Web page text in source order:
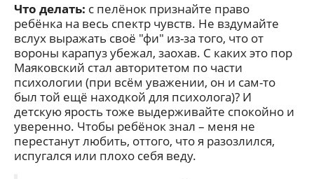
Что делать: с пелёнок признайте право
ребёнка на весь спектр чувств. Не вздумайте
вслух выражать своё "фи" из-за того, что от
вороны карапуз убежал, заохав. С каких это пор
Маяковский стал авторитетом по части
психологии (при всём уважении, он и сам-то
был той ещё находкой для психолога)? И
детскую ярость тоже выдерживайте спокойно и
уверенно. Чтобы ребёнок знал – меня не
перестанут любить, оттого, что я разозлился,
испугался или плохо себя веду.